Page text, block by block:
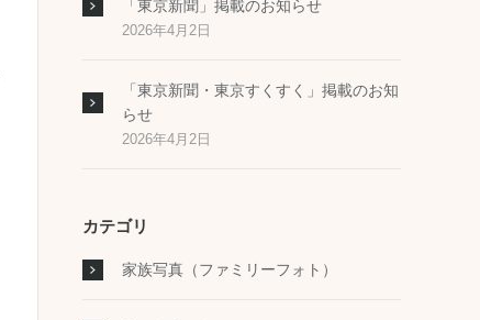
「東京新聞」掲載のお知らせ
2026年4月2日
「東京新聞・東京すくすく」掲載のお知
らせ
2026年4月2日
カテゴリ
家族写真（ファミリーフォト）